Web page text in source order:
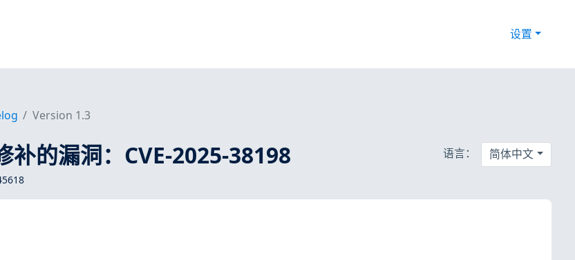
设置
Version 1.3
的漏洞：CVE-2025-38198 语言： 简体中文